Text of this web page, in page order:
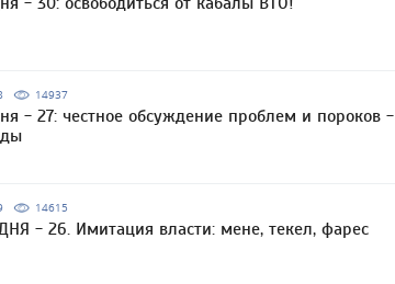
14937
- 27: честное обсуждение проблем и пороков -
14615
- 26. Имитация власти: мене, текел, фарес